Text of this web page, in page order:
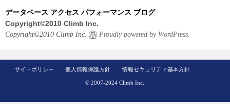
データベース アクセス パフォーマンス ブログ
Copyright©2010 Climb Inc.
Copyright©2010 Climb Inc. Proudly powered by WordPress.
サイトポリシー 個人情報保護方針 情報セキュリティ基本方針
© 2007-2024 Climb Inc.